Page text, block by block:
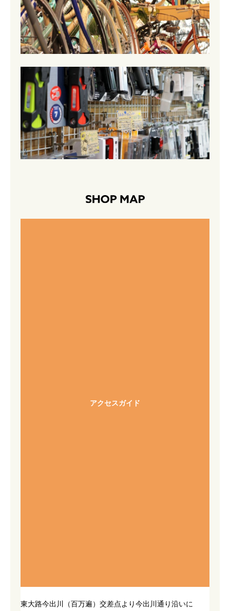
アクセスガイド
東大路今出川（百万遍）交差点より今出川通り沿いに